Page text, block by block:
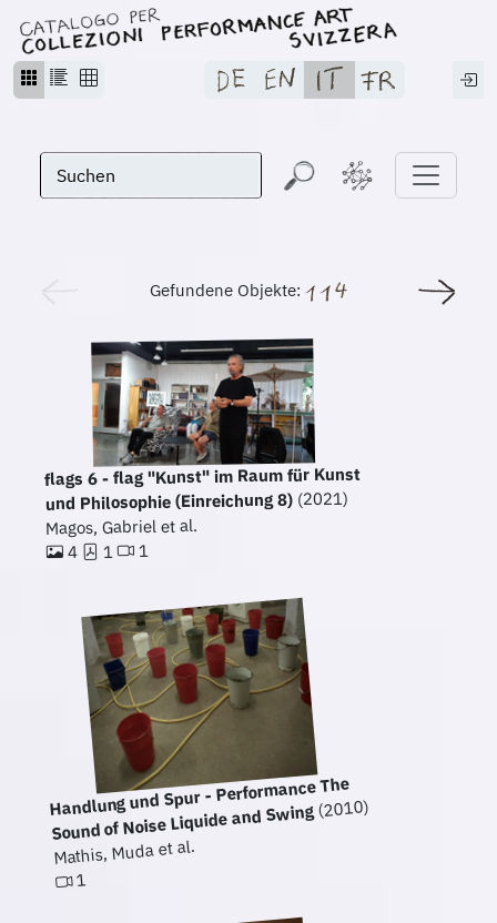
Gefundene Objekte:
flags 6 - flag "Kunst" im Raum für Kunst
und Philosophie (Einreichung 8)(2021)
Magos, Gabriel et al.
4 1 1
Handlung und Spur - Performance The
Sound of Noise Liquide and Swing(2010)
Mathis, Muda et al.
1